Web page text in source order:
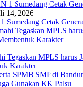
14, 2026
Sumedang Cetak
Tegaskan MPLS harus
Karakter